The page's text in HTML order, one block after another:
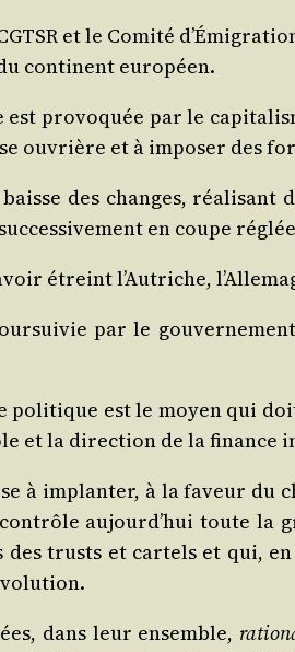
et le Comi­té
du conti­nent européen.
est pro­vo­quée par le
ouvrière et à impo­ser des
des changes, réa­li­sant
en coupe
étreint l’Autriche,
par le
poli­tique est le moyen qui
et la direc­tion de la finance
à implan­ter, à la faveur
aujourd’­hui toute la
trusts et car­tels et qui,
dans leur ensemble,